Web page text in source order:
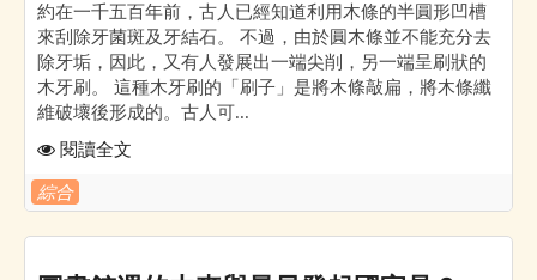
約在一千五百年前，古人已經知道利用木條的半圓形凹槽
來刮除牙菌斑及牙結石。 不過，由於圓木條並不能充分去
除牙垢，因此，又有人發展出一端尖削，另一端呈刷狀的
木牙刷。 這種木牙刷的「刷子」是將木條敲扁，將木條纖
維破壞後形成的。古人可...
閱讀全文
綜合